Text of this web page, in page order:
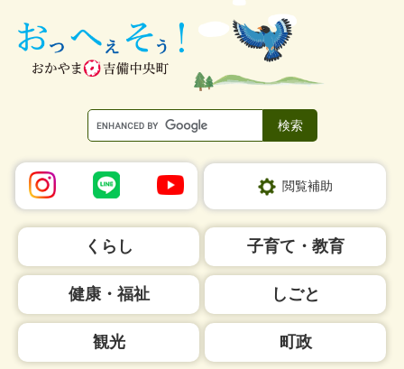
閲覧補助
くらし 子育て・教育
健康・福祉 しごと
観光 町政